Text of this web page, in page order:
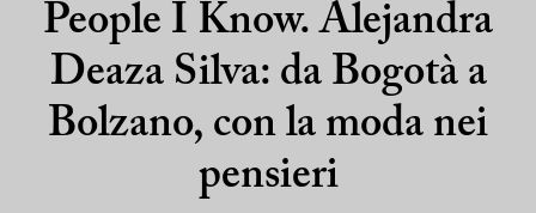
People I Know. Alejandra
Deaza Silva: da Bogotà a
Bolzano, con la moda nei
pensieri